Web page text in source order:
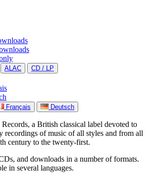
ALAC
CD / LP
Français Deutsch
a British classical label devoted to
recordings of music of all styles and from all
century to the twenty-first.
and downloads in a number of formats.
in several languages.